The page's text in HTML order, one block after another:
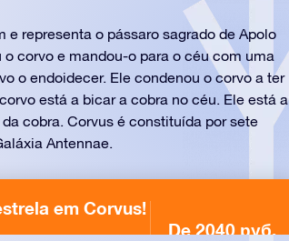
e representa o pássaro sagrado de Apolo
corvo e mandou-o para o céu com uma
o endoidecer. Ele condenou o corvo a ter
está a bicar a cobra no céu. Ele está a
cobra. Corvus é constituída por sete
Antennae.
em Corvus!
De 2040 руб.